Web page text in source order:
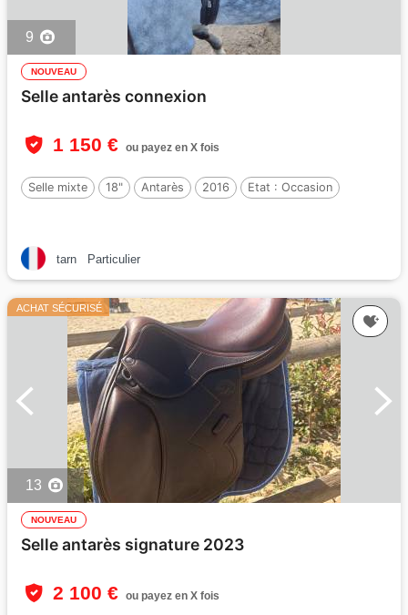
9
NOUVEAU
Selle antarès connexion
1 150 € ou payez en X fois
Selle mixte 18" Antarès 2016 Etat : Occasion
tarn Particulier
ACHAT SÉCURISÉ
13
NOUVEAU
Selle antarès signature 2023
2 100 € ou payez en X fois